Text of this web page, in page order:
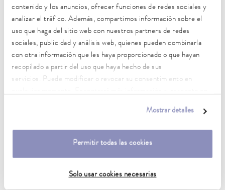
contenido y los anuncios, ofrecer funciones de redes sociales y
analizar el tráfico. Además, compartimos información sobre el
uso que haga del sitio web con nuestros partners de redes
sociales, publicidad y análisis web, quienes pueden combinarla
con otra información que les haya proporcionado o que hayan
recopilado a partir del uso que haya hecho de sus
servicios. Puede modificar o revocar su consentimiento en
Mostrar detalles
Permitir todas las cookies
Solo usar cookies necesarias
Rango de temperatura de trabajo
30 ... 250 °C
Rango de temperatura de trabajo con refrigeración por
agua
20 ... 250 °C
Rango de temperatura de funcionamiento
Temperatura ambiente